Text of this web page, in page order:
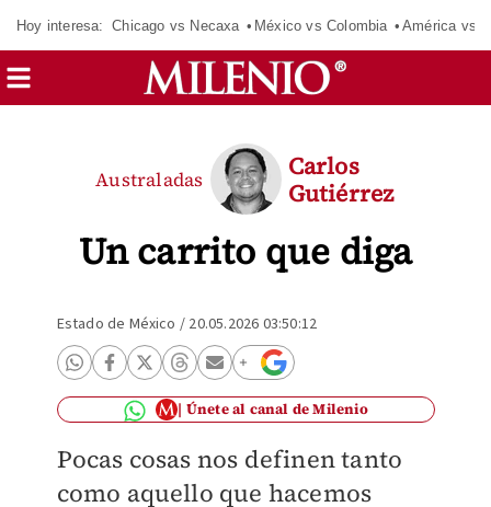
Hoy interesa: Chicago vs Necaxa México vs Colombia América vs
Un carrito que diga
Australadas
Carlos
Gutiérrez
Estado de México / 20.05.2026 03:50:12
Únete al canal de Milenio
Pocas cosas nos definen tanto
como aquello que hacemos